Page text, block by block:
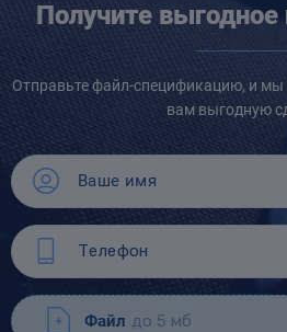
Получите
Отправьте файл-спецификацию, и мы
вам выгодную
Файл до 5 мб